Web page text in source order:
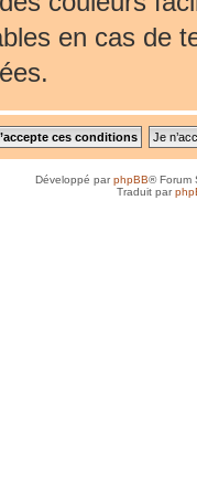
en cas de
Développé parphpBB® Forum
Traduit par